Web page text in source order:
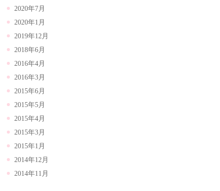
2020年7月
2020年1月
2019年12月
2018年6月
2016年4月
2016年3月
2015年6月
2015年5月
2015年4月
2015年3月
2015年1月
2014年12月
2014年11月